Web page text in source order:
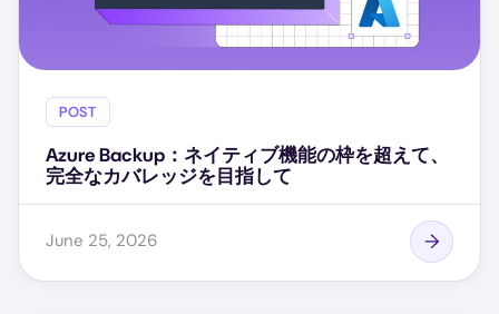
POST
Azure Backup：ネイティブ機能の枠を超えて、
完全なカバレッジを目指して
June 25, 2026